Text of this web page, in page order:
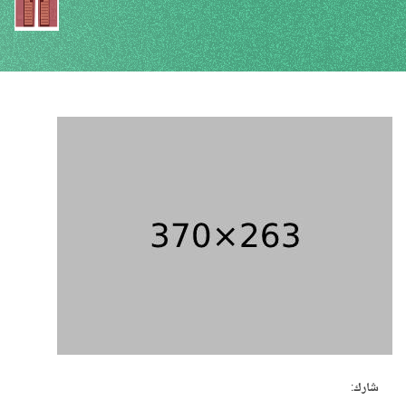
شارك: